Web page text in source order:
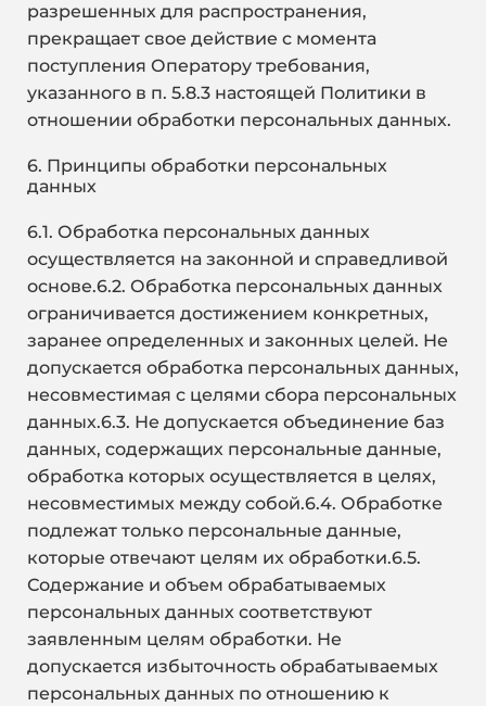
разрешенных для распространения,
прекращает свое действие с момента
поступления Оператору требования,
указанного в п. 5.8.3 настоящей Политики в
отношении обработки персональных данных.
6. Принципы обработки персональных
данных
6.1. Обработка персональных данных
осуществляется на законной и справедливой
основе.6.2. Обработка персональных данных
ограничивается достижением конкретных,
заранее определенных и законных целей. Не
допускается обработка персональных данных,
несовместимая с целями сбора персональных
данных.6.3. Не допускается объединение баз
данных, содержащих персональные данные,
обработка которых осуществляется в целях,
несовместимых между собой.6.4. Обработке
подлежат только персональные данные,
которые отвечают целям их обработки.6.5.
Содержание и объем обрабатываемых
персональных данных соответствуют
заявленным целям обработки. Не
допускается избыточность обрабатываемых
персональных данных по отношению к